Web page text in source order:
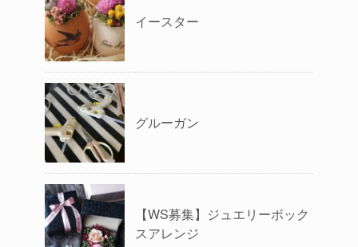
イースター
グルーガン
【WS募集】ジュエリーボック
スアレンジ